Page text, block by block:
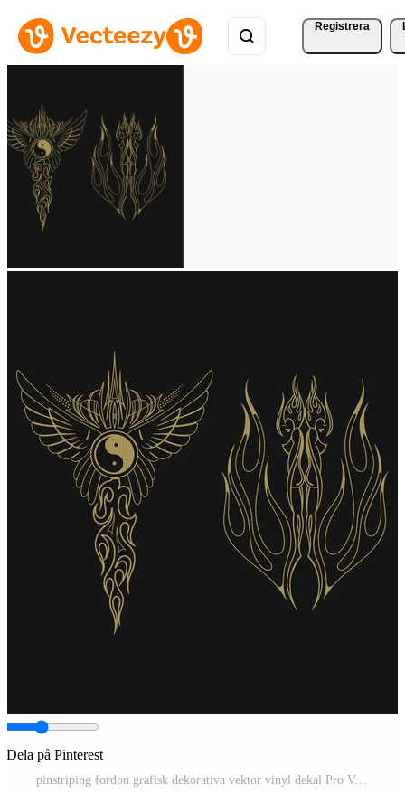
Registrera
Dela på Pinterest
pinstriping fordon grafisk dekorativa vektor vinyl dekal Pro Vektor